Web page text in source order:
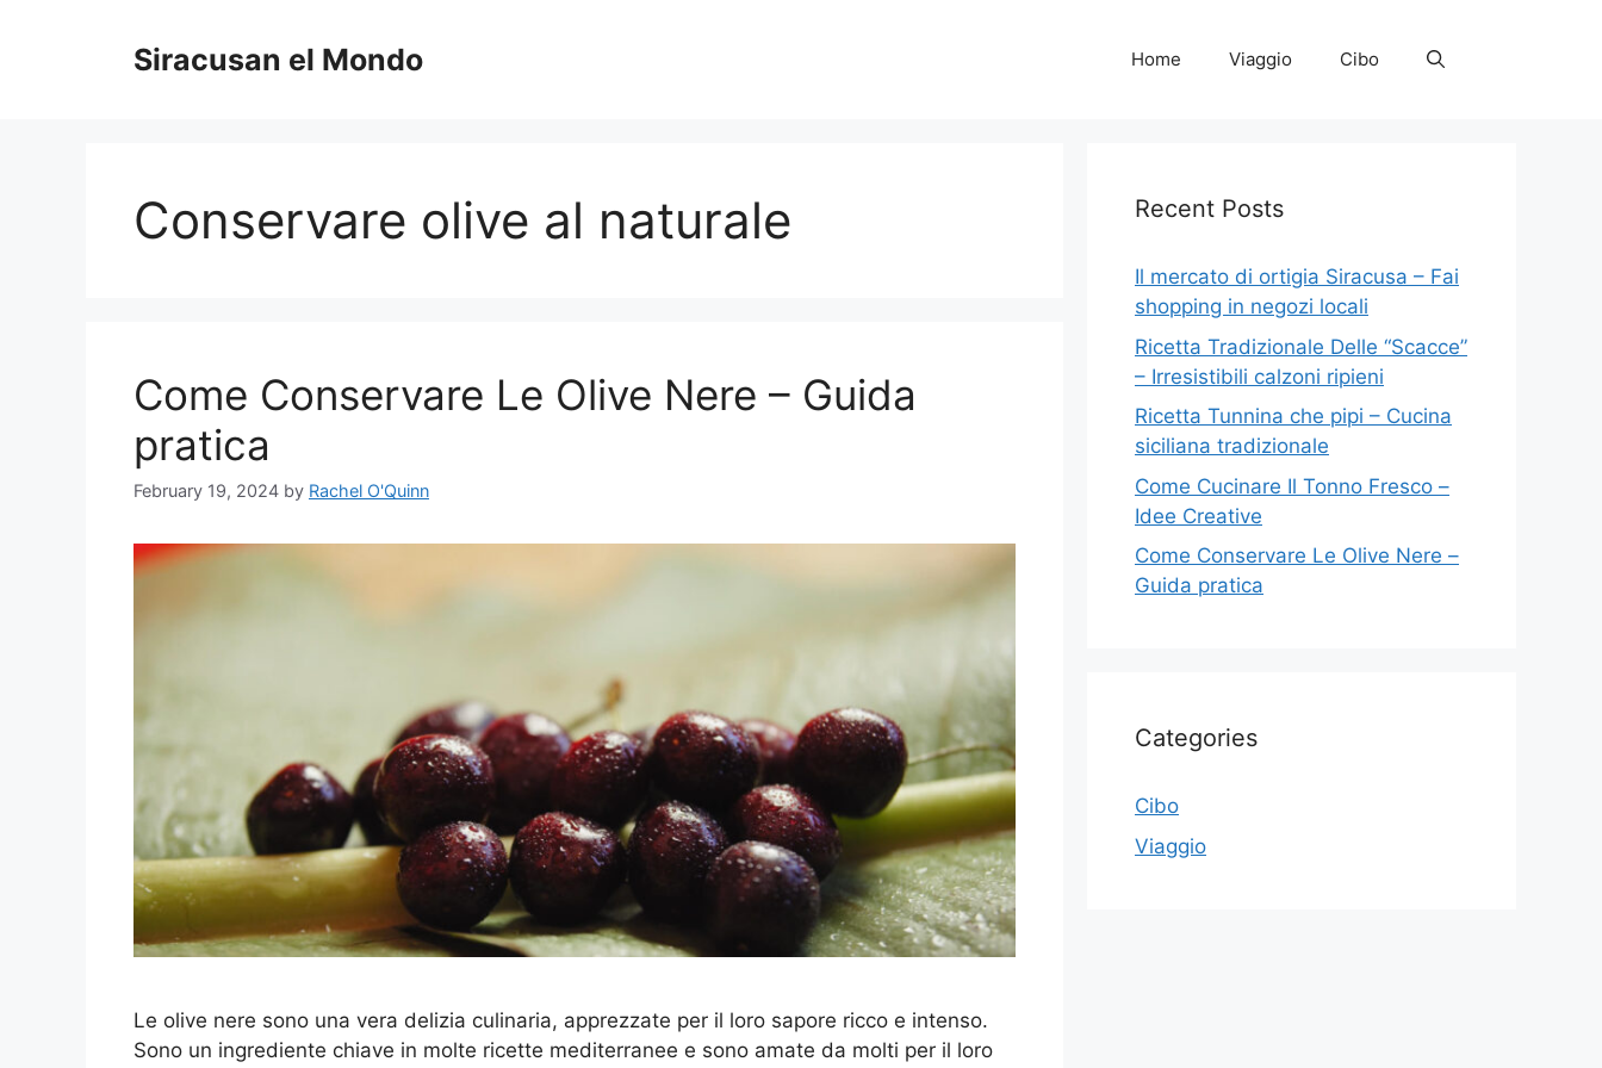
Siracusan el Mondo Home Viaggio Cibo
Conservare olive al naturale
Come Conservare Le Olive Nere – Guida
pratica
February 19, 2024 by Rachel O'Quinn
Le olive nere sono una vera delizia culinaria, apprezzate per il loro sapore ricco e intenso.
Sono un ingrediente chiave in molte ricette mediterranee e sono amate da molti per il loro
Recent Posts
Il mercato di ortigia Siracusa – Fai
shopping in negozi locali
Ricetta Tradizionale Delle “Scacce”
– Irresistibili calzoni ripieni
Ricetta Tunnina che pipi – Cucina
siciliana tradizionale
Come Cucinare Il Tonno Fresco –
Idee Creative
Come Conservare Le Olive Nere –
Guida pratica
Categories
Cibo
Viaggio